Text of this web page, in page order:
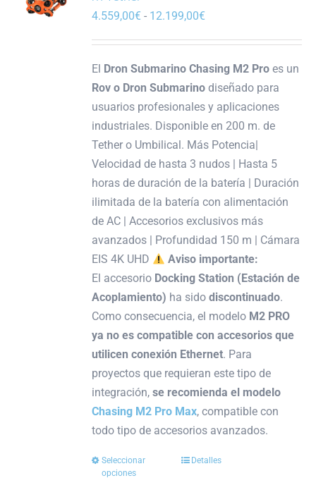
4.559,00€ - 12.199,00€
desde
4.559,00€
hasta
12.199,00€
El Dron Submarino Chasing M2 Proes un
Rov o Dron Submarino diseñado para
usuarios profesionales y aplicaciones
industriales. Disponible en 200 m. de
Tether o Umbilical. Más Potencia|
Velocidad de hasta 3 nudos | Hasta 5
horas de duración de la batería | Duración
ilimitada de la batería con alimentación
de AC | Accesorios exclusivos más
avanzados | Profundidad 150 m | Cámara
EIS 4K UHD
Aviso importante:
El accesorio Docking Station (Estación de
Acoplamiento) ha sidodiscontinuado.
Como consecuencia, el modelo M2 PRO
ya no es compatible con accesorios que
utilicen conexión Ethernet. Para
proyectos que requieran este tipo de
integración,se recomienda el modelo
Chasing M2 Pro Max, compatible con
todo tipo de accesorios avanzados.
Seleccionar
opciones
EsteDetalles